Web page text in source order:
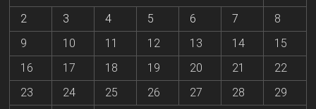
2
3 4 5 6 7
8
9
10 11 12 13 14
15
16
17 18 19 20 21
22
23
24 25 26 27 28
29